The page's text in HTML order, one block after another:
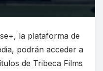
la plataforma de
podrán acceder a
de Tribeca Films